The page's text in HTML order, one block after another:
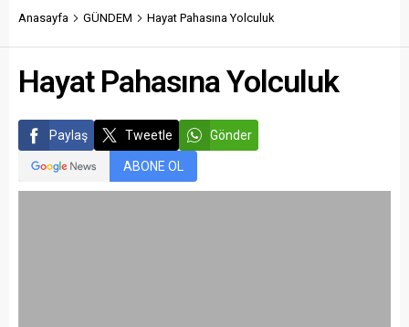
Anasayfa GÜNDEM Hayat Pahasına Yolculuk
Hayat Pahasına Yolculuk
Paylaş Tweetle Gönder
ABONE OL